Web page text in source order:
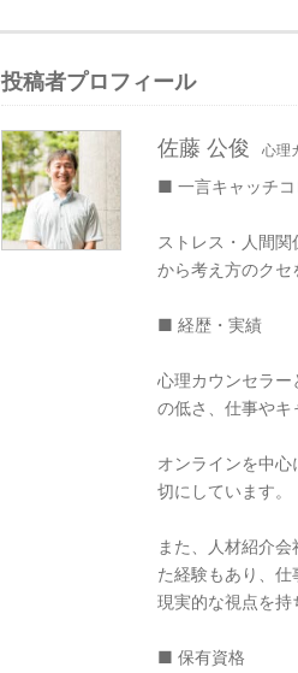
投稿者プロフィール
佐藤 公俊 心理
■ 一言キャッチコ
ストレス・人間
から考え方のクセ
■ 経歴・実績
心理カウンセラ
の低さ、仕事やキ
オンラインを中
切にしています。
また、人材紹介
た経験もあり、仕
現実的な視点を持
■ 保有資格